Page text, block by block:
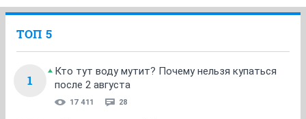
ТОП 5
1
Кто тут воду мутит? Почему нельзя купаться
после 2 августа
17 411 28